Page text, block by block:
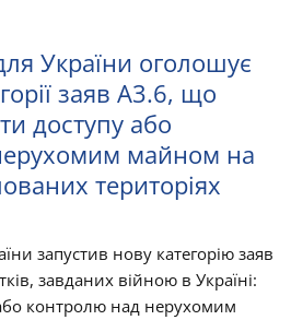
України оголошує
заяв A3.6, що
доступу або
майном на
територіях
запустив нову категорію заяв
завданих війною в Україні:
контролю над нерухомим